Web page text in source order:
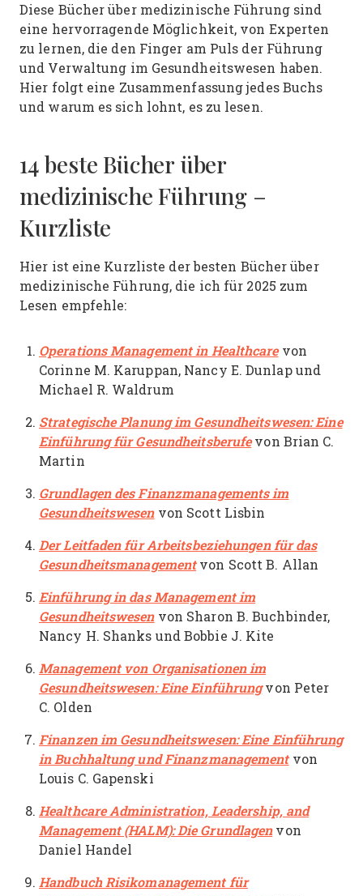
Diese Bücher über medizinische Führung sind
eine hervorragende Möglichkeit, von Experten
zu lernen, die den Finger am Puls der Führung
und Verwaltung im Gesundheitswesen haben.
Hier folgt eine Zusammenfassung jedes Buchs
und warum es sich lohnt, es zu lesen.
14 beste Bücher über
medizinische Führung –
Kurzliste
Hier ist eine Kurzliste der besten Bücher über
medizinische Führung, die ich für 2025 zum
Lesen empfehle:
Operations Management in Healthcarevon
Corinne M. Karuppan, Nancy E. Dunlap und
Michael R. Waldrum
Strategische Planung im Gesundheitswesen: Eine
Einführung für Gesundheitsberufevon Brian C.
Martin
Grundlagen des Finanzmanagements im
Gesundheitswesenvon Scott Lisbin
Der Leitfaden für Arbeitsbeziehungen für das
Gesundheitsmanagementvon Scott B. Allan
Einführung in das Management im
Gesundheitswesenvon Sharon B. Buchbinder,
Nancy H. Shanks und Bobbie J. Kite
Management von Organisationen im
Gesundheitswesen: Eine Einführungvon Peter
C. Olden
Finanzen im Gesundheitswesen: Eine Einführung
in Buchhaltung und Finanzmanagementvon
Louis C. Gapenski
Healthcare Administration, Leadership, and
Management (HALM): Die Grundlagenvon
Daniel Handel
Handbuch Risikomanagement für